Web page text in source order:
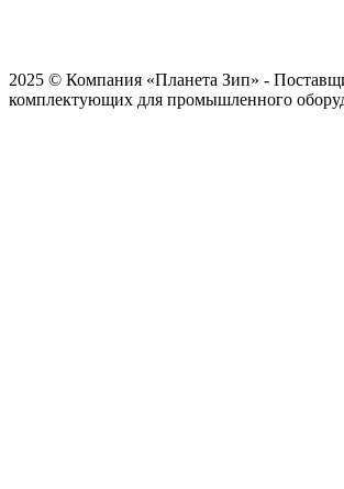
2025 © Компания «Планета Зип» -
комплектующих для промышленного